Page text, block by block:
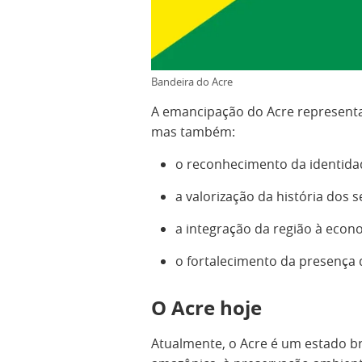
Bandeira do Acre
A emancipação do Acre
mas também:
o reconhecimento da
a valorização da história dos
a integração da região à
o fortalecimento da presença
O Acre hoje
Atualmente, o Acre é um estado